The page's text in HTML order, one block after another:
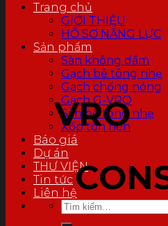
Trang chủ
GIỚI THIỆU
HỒ SƠ NĂNG LỰC
Sản phẩm
Sàn không dầm
Gạch bê tông nhẹ
Gạch chống nóng
Gạch G-VRO
Sàn bê tông nhẹ
Xốp tôn nền
Báo giá
Dự án
THƯ VIỆN
Tin tức
Liên hệ
Tìm
kiếm:
VRO